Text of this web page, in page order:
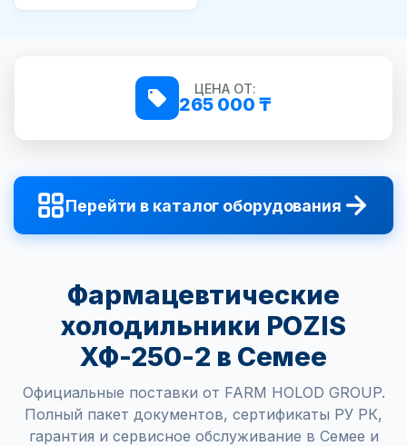
ЦЕНА ОТ:
265 000 ₸
Перейти в каталог оборудования
Фармацевтические
холодильники POZIS
ХФ-250-2 в Семее
Официальные поставки от FARM HOLOD GROUP.
Полный пакет документов, сертификаты РУ РК,
гарантия и сервисное обслуживание в Семее и